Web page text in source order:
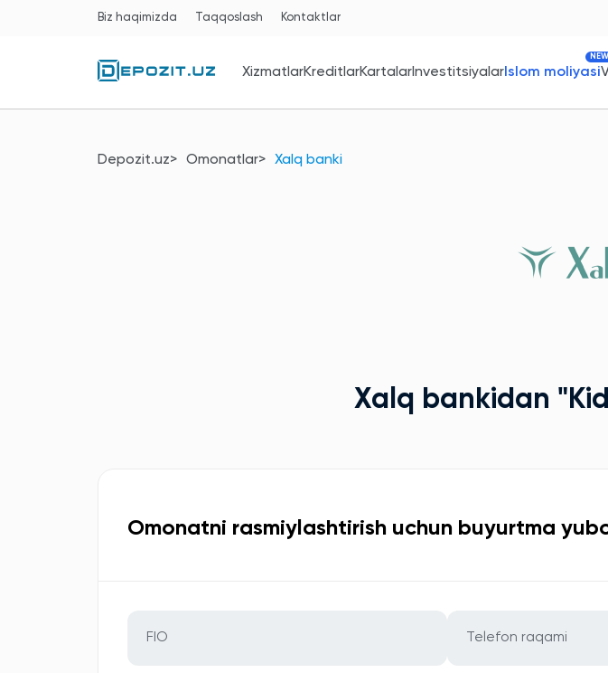
Biz haqimizda Taqqoslash Kontaktlar
XizmatlarKreditlarKartalarInvestitsiyalarIslom moliyasi
NEW
Depozit.uz Omonatlar Xalq banki
Xalq bankidan
Omonatni rasmiylashtirish uchun buyurtma